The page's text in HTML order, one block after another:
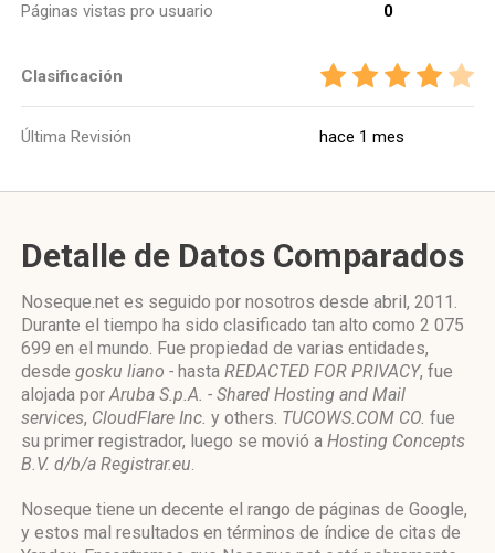
Páginas vistas pro usuario
0
Clasificación
Última Revisión hace 1 mes
Detalle de Datos Comparados
Noseque.net es seguido por nosotros desde abril, 2011.
Durante el tiempo ha sido clasificado tan alto como 2 075
699 en el mundo. Fue propiedad de varias entidades,
desde gosku liano - hasta REDACTED FOR PRIVACY, fue
alojada porAruba S.p.A. - Shared Hosting and Mail
services, CloudFlare Inc. y others. TUCOWS.COM CO. fue
su primer registrador, luego se movió a Hosting Concepts
B.V. d/b/a Registrar.eu.
Noseque tiene un decente el rango de páginas de Google,
y estos mal resultados en términos de índice de citas de